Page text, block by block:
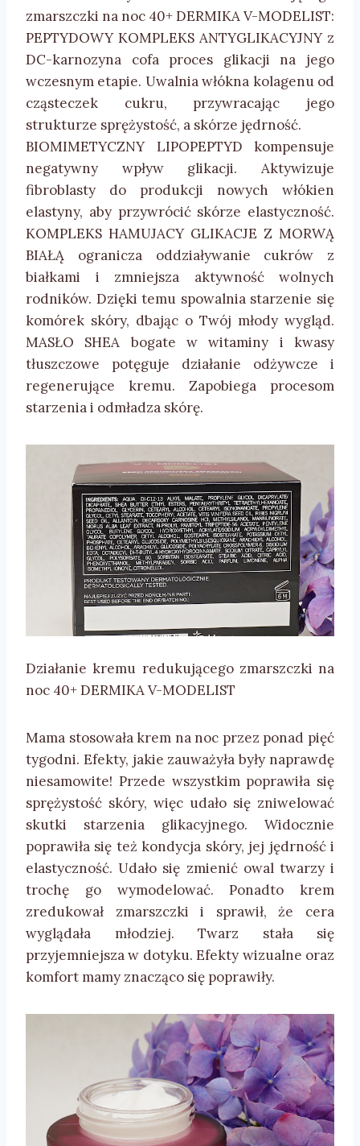
zmarszczki na noc 40+ DERMIKA V-MODELIST:
PEPTYDOWY KOMPLEKS ANTYGLIKACYJNY z
DC-karnozyna cofa proces glikacji na jego
wczesnym etapie. Uwalnia włókna kolagenu od
cząsteczek cukru, przywracając jego
strukturze sprężystość, a skórze jędrność.
BIOMIMETYCZNY LIPOPEPTYD kompensuje
negatywny wpływ glikacji. Aktywizuje
fibroblasty do produkcji nowych włókien
elastyny, aby przywrócić skórze elastyczność.
KOMPLEKS HAMUJACY GLIKACJE Z MORWĄ
BIAŁĄ ogranicza oddziaływanie cukrów z
białkami i zmniejsza aktywność wolnych
rodników. Dzięki temu spowalnia starzenie się
komórek skóry, dbając o Twój młody wygląd.
MASŁO SHEA bogate w witaminy i kwasy
tłuszczowe potęguje działanie odżywcze i
regenerujące kremu. Zapobiega procesom
starzenia i odmładza skórę.
Działanie kremu redukującego zmarszczki na
noc 40+ DERMIKA V-MODELIST
Mama stosowała krem na noc przez ponad pięć
tygodni. Efekty, jakie zauważyła były naprawdę
niesamowite! Przede wszystkim poprawiła się
sprężystość skóry, więc udało się zniwelować
skutki starzenia glikacyjnego. Widocznie
poprawiła się też kondycja skóry, jej jędrność i
elastyczność. Udało się zmienić owal twarzy i
trochę go wymodelować. Ponadto krem
zredukował zmarszczki i sprawił, że cera
wyglądała młodziej. Twarz stała się
przyjemniejsza w dotyku. Efekty wizualne oraz
komfort mamy znacząco się poprawiły.